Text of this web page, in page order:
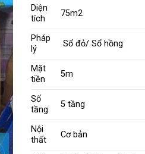
Diện
tích
75m2
Pháp
lý
Sổ đỏ/ Sổ hồng
Mặt
tiền
5m
Số
tầng
5 tầng
Nội
thất
Cơ bản